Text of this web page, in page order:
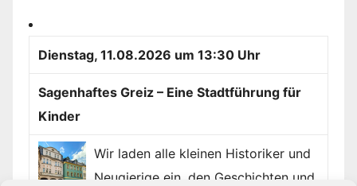
Dienstag, 11.08.2026 um 13:30 Uhr
Sagenhaftes Greiz – Eine Stadtführung für
Kinder
Wir laden alle kleinen Historiker und
Neugierige ein, den Geschichten und